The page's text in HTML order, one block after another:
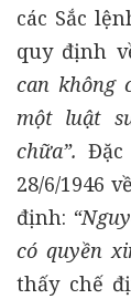
các Sắc
quy định
can không
một luật
chữa”.
28/6/1946
định:
có quyền
thấy chế